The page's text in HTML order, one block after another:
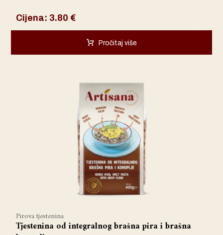
Cijena: 3.80 €
Pročitaj više
Tjestenina od integralnog brašna pira i brašna
Pirova tjestenina